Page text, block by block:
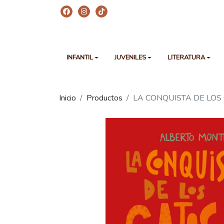
INFANTIL JUVENILES LITERATURA
Inicio Productos LA CONQUISTA DE